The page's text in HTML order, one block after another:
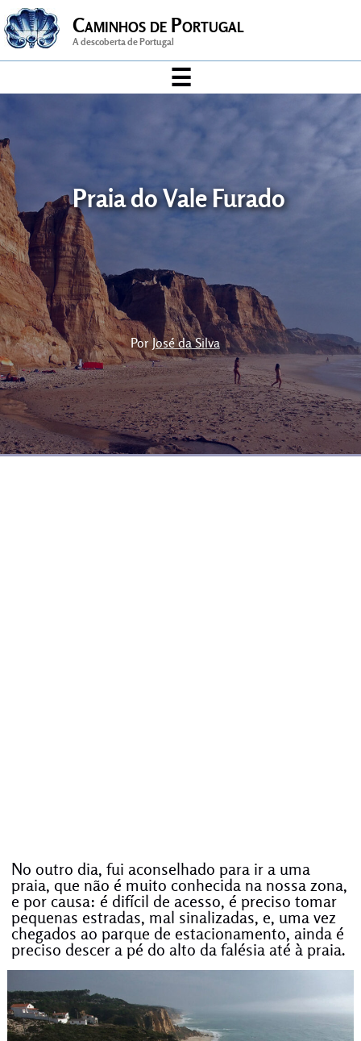
Caminhos de Portugal
A descoberta de Portugal
☰
Arte & Cultura
Cidade
História
Música
Dia a dia
Praia do Vale Furado
PorJosé da Silva
No outro dia, fui aconselhado para ir a uma
praia, que não é muito conhecida na nossa zona,
e por causa: é difícil de acesso, é preciso tomar
pequenas estradas, mal sinalizadas, e, uma vez
chegados ao parque de estacionamento, ainda é
preciso descer a pé do alto da falésia até à praia.